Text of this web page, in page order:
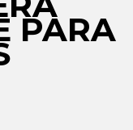
PARA